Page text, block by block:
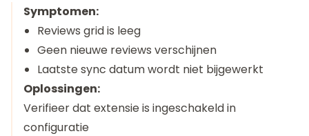
Symptomen:
Reviews grid is leeg
Geen nieuwe reviews verschijnen
Laatste sync datum wordt niet bijgewerkt
Oplossingen:
Verifieer dat extensie is ingeschakeld in
configuratie